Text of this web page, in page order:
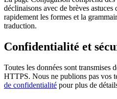
déclinaisons avec de brèves
rapidement les formes et la
traduction.
Confidentialité et
Toutes les données sont transmises
HTTPS. Nous ne publions pas vos
de confidentialité pour plus de